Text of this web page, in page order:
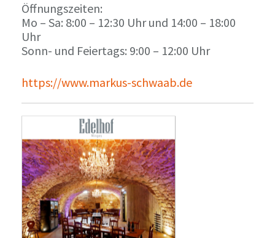
Öffnungszeiten:
Mo – Sa: 8:00 – 12:30 Uhr und 14:00 – 18:00
Uhr
Sonn- und Feiertags: 9:00 – 12:00 Uhr
https://www.markus-schwaab.de